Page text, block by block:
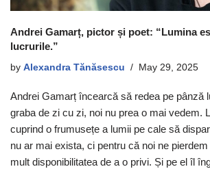
Andrei Gamarț, pictor și poet: “Lumina
lucrurile.”
by Alexandra Tănăsescu May 29, 2025
Andrei Gamarț încearcă să redea pe pânză
graba de zi cu zi, noi nu prea o mai vedem.
cuprind o frumusețe a lumii pe cale să
nu ar mai exista, ci pentru că noi ne
mult disponibilitatea de a o privi. Și pe el îl